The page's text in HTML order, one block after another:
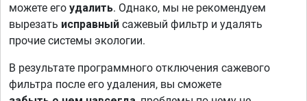
можете его удалить. Однако, мы не рекомендуем
вырезать исправный сажевый фильтр и удалять
прочие системы экологии.
В результате программного отключения сажевого
фильтра после его удаления, вы сможете